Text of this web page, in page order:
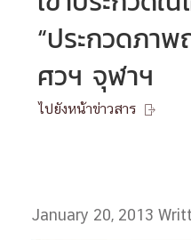
“ประกวดภา
ศวฯ จุฬาฯ
ไปยังหน้าข่าวสาร 
January 20, 2013